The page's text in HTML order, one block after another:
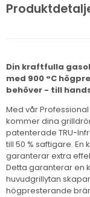
Din kraftfulla
med 900 °C
behöver - till
Med vår
kommer dina
patenterade TRU-
till 50 % saftigare.
garanterar extra
Detta garanterar en
huvudgrillytan
högpresterande